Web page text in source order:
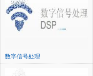
数字信号处理